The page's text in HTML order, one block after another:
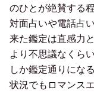
のひとが絶賛する
対面占いや電話占
来た鑑定は直感力
より不思議なくら
しか鑑定通りにな
状況でもロマンス